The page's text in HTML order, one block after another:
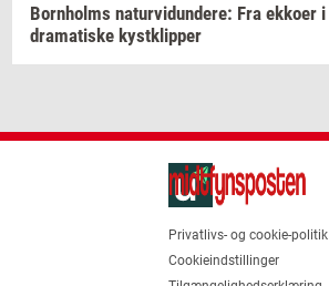
Born­holms na­tur­vi­dun­de­re: Fra ek­ko­er i
dra­ma­ti­ske kyst­klip­per
Privatlivs- og cookie-politik
Cookieindstillinger